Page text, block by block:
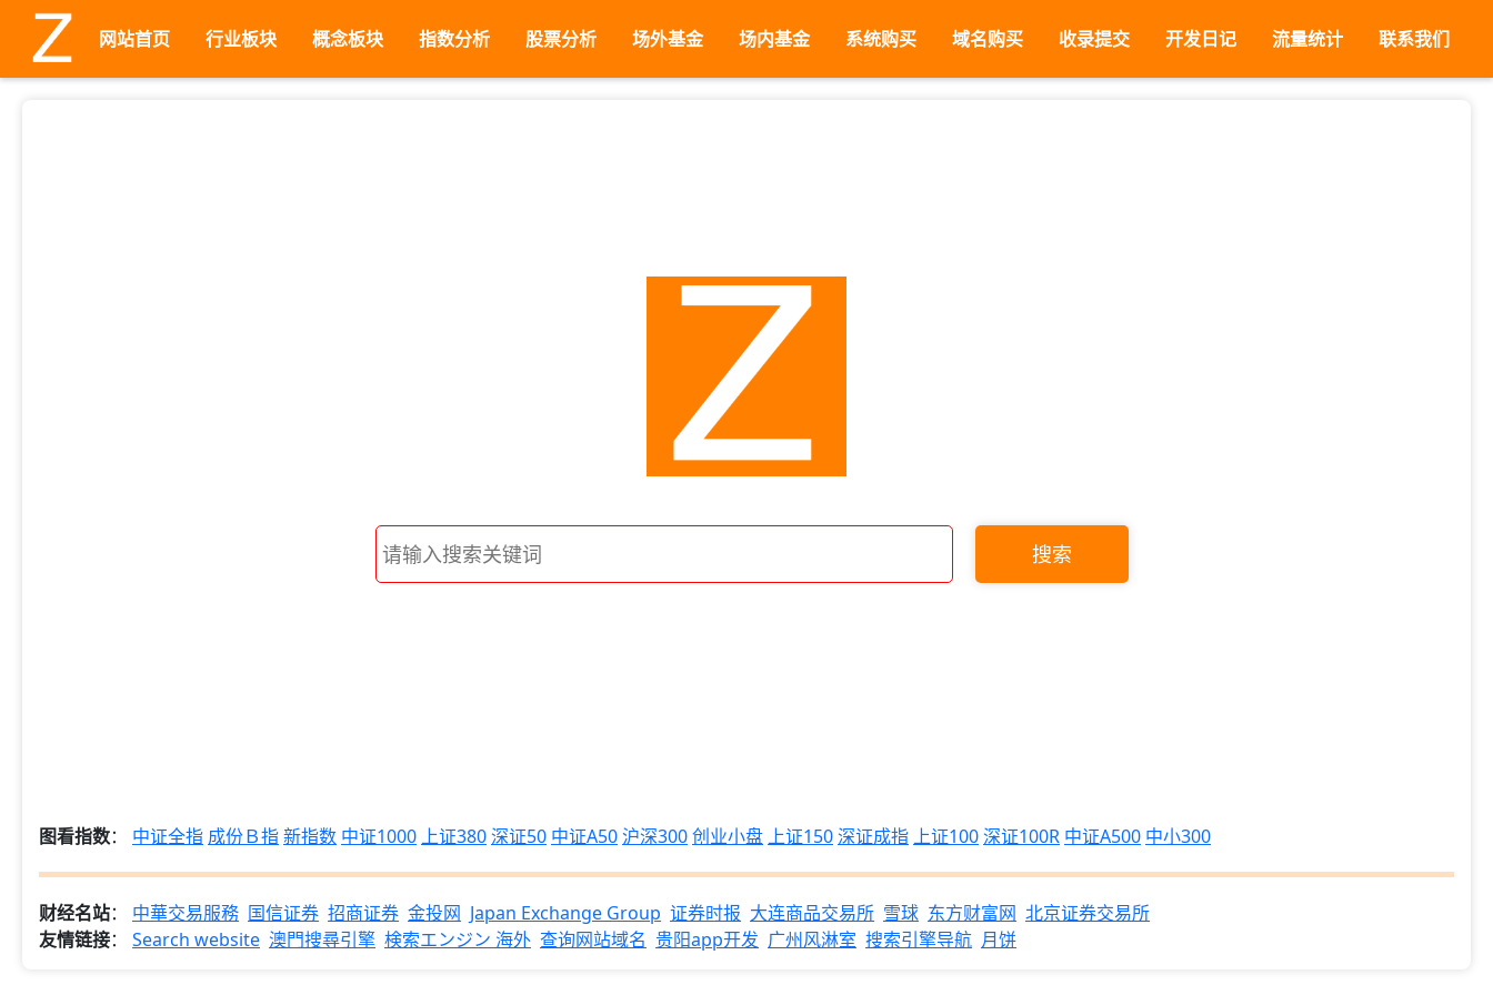
网站首页 行业板块 概念板块 指数分析 股票分析 场外基金 场内基金 系统购买 域名购买 收录提交 开发日记 流量统计 联系我们
搜索
图看指数： 中证全指 成份Ｂ指新指数 中证1000 上证380深证50 中证A50沪深300创业小盘 上证150深证成指 上证100深证100R 中证A500 中小300
财经名站： 中華交易服務 国信证券 招商证券 金投网 Japan Exchange Group 证券时报 大连商品交易所 雪球 东方财富网 北京证券交易所
友情链接： Search website 澳門搜尋引擎 検索エンジン 海外 查询网站域名 贵阳app开发 广州风淋室 搜索引擎导航 月饼